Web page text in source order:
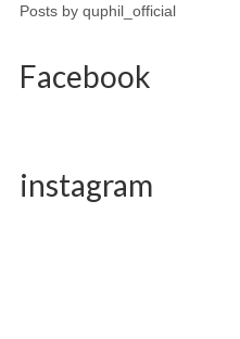
Posts by quphil_official
Facebook
instagram